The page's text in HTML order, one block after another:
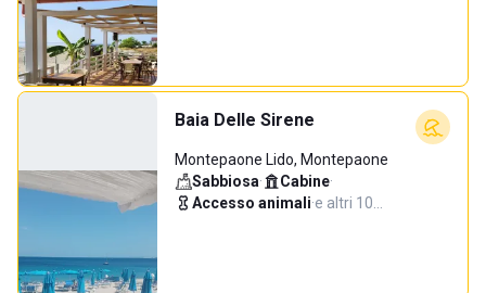
Baia Delle Sirene
Montepaone Lido, Montepaone
Sabbiosa· Cabine·
Accesso animali·e altri 10…